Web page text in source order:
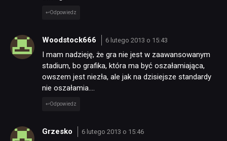
Odpowiedz
Woodstock666 6 lutego 2013 o 15:43
I mam nadzieję, że gra nie jest w zaawansowanym
stadium, bo grafika, która ma być oszałamiająca,
owszem jest niezła, ale jak na dzisiejsze standardy
nie oszałamia….
Odpowiedz
Grzesko 6 lutego 2013 o 15:46